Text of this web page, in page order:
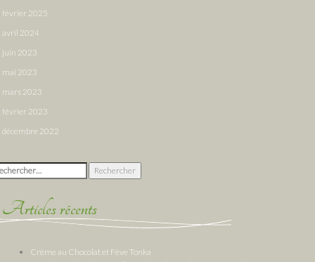
février 2025
avril 2024
juin 2023
mai 2023
mars 2023
février 2023
décembre 2022
:
Articles récents
Crème au Chocolat et Fève Tonka